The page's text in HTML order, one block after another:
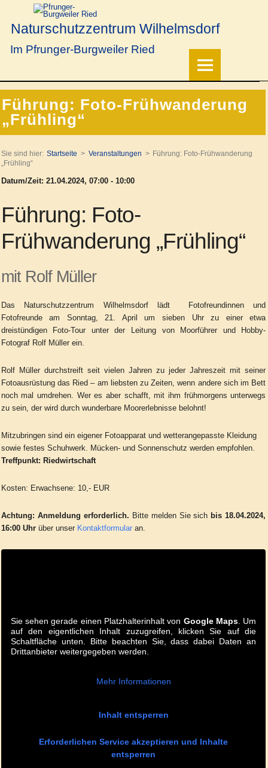
Naturschutzzentrum Wilhelmsdorf
Im Pfrunger-Burgweiler Ried
Führung: Foto-Frühwanderung
„Frühling“
Sie sind hier: Startseite Veranstaltungen
Führung: Foto-Frühwanderung
„Frühling“
Datum/Zeit: 21.04.2024, 07:00 - 10:00
Führung: Foto-
Frühwanderung „Frühling“
mit Rolf Müller
Das Naturschutzzentrum Wilhelmsdorf lädt Fotofreundinnen und
Fotofreunde am Sonntag, 21. April um sieben Uhr zu einer etwa
dreistündigen Foto-Tour unter der Leitung von Moorführer und Hobby-
Fotograf Rolf Müller ein.
Rolf Müller durchstreift seit vielen Jahren zu jeder Jahreszeit mit seiner
Fotoausrüstung das Ried – am liebsten zu Zeiten,wenn andere sich im Bett
noch mal umdrehen. Wer es aber schafft, mit ihm frühmorgens unterwegs
zu sein, der wird durch wunderbare Moorerlebnisse belohnt!
Mitzubringen sind ein eigener Fotoapparat und wetterangepasste Kleidung
sowie festes Schuhwerk. Mücken- und Sonnenschutz werden empfohlen.
Treffpunkt: Riedwirtschaft
Kosten: Erwachsene: 10,- EUR
Achtung: Anmeldung erforderlich. Bitte melden Sie sich bis 18.04.2024,
16:00 Uhr über unserKontaktformularan.
Sie sehen gerade einen Platzhalterinhalt von Google Maps. Um
auf den eigentlichen Inhalt zuzugreifen, klicken Sie auf die
Schaltfläche unten. Bitte beachten Sie, dass dabei Daten an
Drittanbieter weitergegeben werden.
Mehr Informationen
Inhalt entsperren
Erforderlichen Service akzeptieren und Inhalte
entsperren